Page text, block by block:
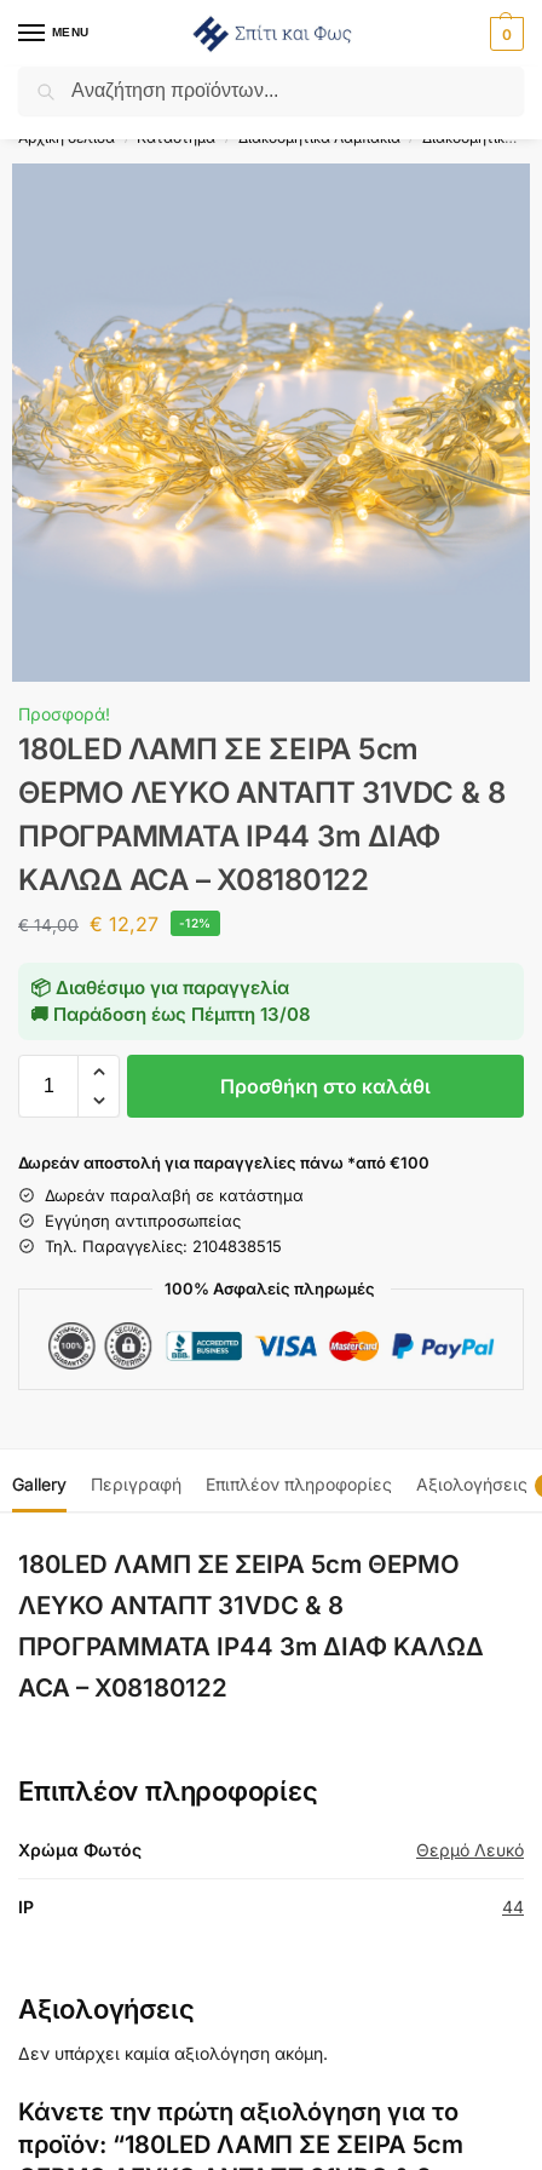
MENU 0
Flash Sale ⚡ 10% Έκπτωση με τον κωδικό ‘SPRING’!
Αρχική σελίδα / Κατάστημα / Διακοσμητικά Λαμπάκια / Διακοσμητικά Λαμπάκια σε Σειρά
Προσφορά!
180LED ΛΑΜΠ ΣΕ ΣΕΙΡΑ 5cm
ΘΕΡΜΟ ΛΕΥΚΟ ΑΝΤΑΠΤ 31VDC & 8
ΠΡΟΓΡΑΜΜΑΤΑ IP44 3m ΔΙΑΦ
ΚΑΛΩΔ ACA – X08180122
€14,00 € 12,27 -12%
📦 Διαθέσιμο για παραγγελία
🚚 Παράδοση έως Πέμπτη 13/08
Προσθήκη στο καλάθι
Δωρεάν αποστολή για παραγγελίες πάνω *από €100
Δωρεάν παραλαβή σε κατάστημα
Εγγύηση αντιπροσωπείας
Τηλ. Παραγγελίες: 2104838515
100% Ασφαλείς πληρωμές
Gallery Περιγραφή Επιπλέον πληροφορίες Αξιολογήσεις
180LED ΛΑΜΠ ΣΕ ΣΕΙΡΑ 5cm ΘΕΡΜΟ
ΛΕΥΚΟ ΑΝΤΑΠΤ 31VDC & 8
ΠΡΟΓΡΑΜΜΑΤΑ IP44 3m ΔΙΑΦ ΚΑΛΩΔ
ACA – X08180122
Επιπλέον πληροφορίες
Χρώμα Φωτός Θερμό Λευκό
IP 44
Αξιολογήσεις
Δεν υπάρχει καμία αξιολόγηση ακόμη.
Κάνετε την πρώτη αξιολόγηση για το
προϊόν: “180LED ΛΑΜΠ ΣΕ ΣΕΙΡΑ 5cm